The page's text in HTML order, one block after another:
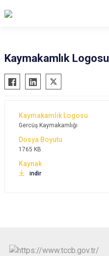
Beşiri
Gercüş
Kozluk
Sason
Kaymakamlık Logosu
Gercüş Kaymakamlığı
1765 KB
indir